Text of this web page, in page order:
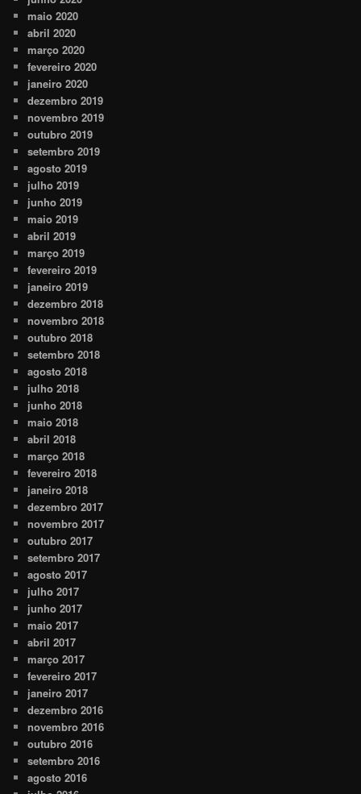
maio 2020
abril 2020
março 2020
fevereiro 2020
janeiro 2020
dezembro 2019
novembro 2019
outubro 2019
setembro 2019
agosto 2019
julho 2019
junho 2019
maio 2019
abril 2019
março 2019
fevereiro 2019
janeiro 2019
dezembro 2018
novembro 2018
outubro 2018
setembro 2018
agosto 2018
julho 2018
junho 2018
maio 2018
abril 2018
março 2018
fevereiro 2018
janeiro 2018
dezembro 2017
novembro 2017
outubro 2017
setembro 2017
agosto 2017
julho 2017
junho 2017
maio 2017
abril 2017
março 2017
fevereiro 2017
janeiro 2017
dezembro 2016
novembro 2016
outubro 2016
setembro 2016
agosto 2016